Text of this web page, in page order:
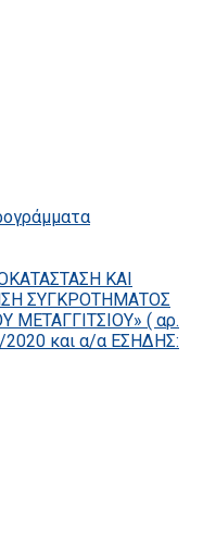
ΚΑΙ
ΣΥΓΚΡΟΤΗΜΑΤΟΣ
ΜΕΤΑΓΓΙΤΣΙΟΥ» ( αρ.
2020 και α/α ΕΣΗΔΗΣ: